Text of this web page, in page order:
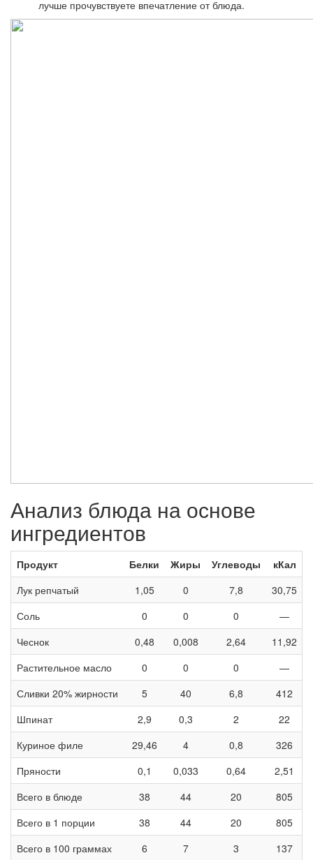
лучше прочувствуете впечатление от блюда.
Анализ блюда на основе
ингредиентов
Продукт Белки Жиры Углеводы
кКал
Лук репчатый
1,05 0 7,8
30,75
Соль
0 0 0
—
Чеснок
0,48 0,008 2,64
11,92
Растительное масло
0 0 0
—
Сливки 20% жирности
5 40 6,8
412
Шпинат
2,9 0,3 2
22
Куриное филе
29,46 4 0,8
326
Пряности
0,1 0,033 0,64
2,51
Всего в блюде
38 44 20
805
Всего в 1 порции
38 44 20
805
Всего в 100 граммах
6 7 3 137